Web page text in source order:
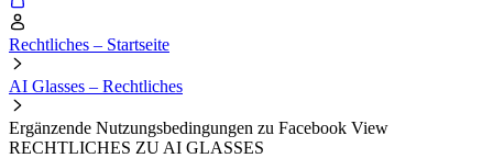
Rechtliches – Startseite
AI Glasses – Rechtliches
Ergänzende Nutzungsbedingungen zu Facebook View
RECHTLICHES ZU AI GLASSES